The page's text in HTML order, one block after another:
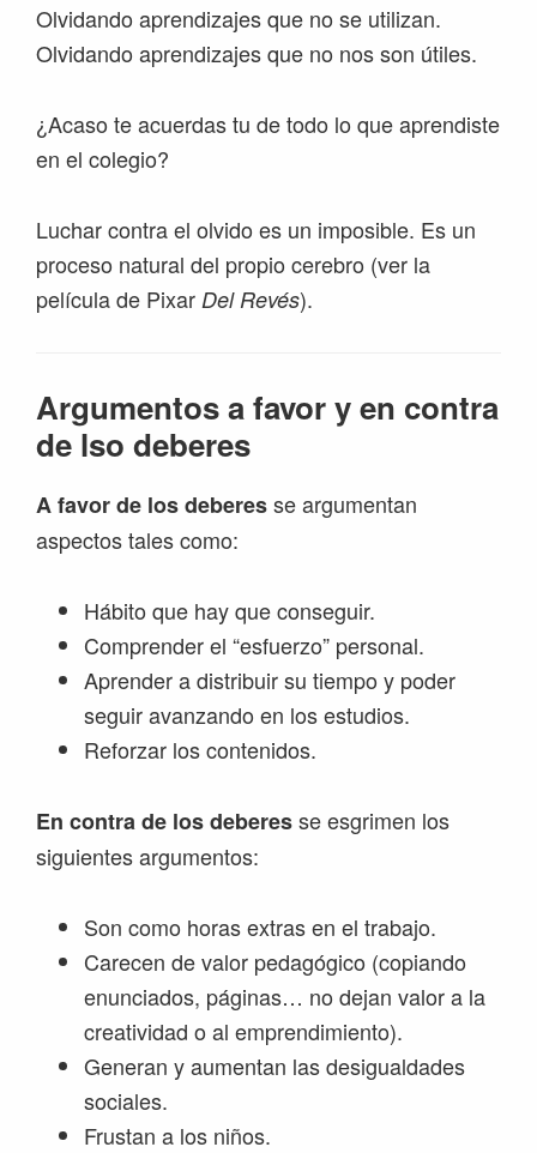
Olvidando aprendizajes que no se utilizan.
Olvidando aprendizajes que no nos son útiles.
¿Acaso te acuerdas tu de todo lo que aprendiste
en el colegio?
Luchar contra el olvido es un imposible. Es un
proceso natural del propio cerebro (ver la
película de Pixar Del Revés).
Argumentos a favor y en contra
de lso deberes
A favor de los deberesse argumentan
aspectos tales como:
Hábito que hay que conseguir.
Comprender el “esfuerzo” personal.
Aprender a distribuir su tiempo y poder
seguir avanzando en los estudios.
Reforzar los contenidos.
En contra de los deberesse esgrimen los
siguientes argumentos:
Son como horas extras en el trabajo.
Carecen de valor pedagógico (copiando
enunciados, páginas… no dejan valor a la
creatividad o al emprendimiento).
Generan y aumentan las desigualdades
sociales.
Frustan a los niños.